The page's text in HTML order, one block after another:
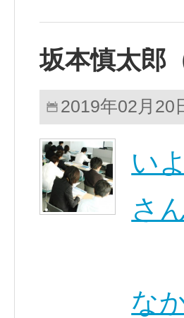
坂本慎太郎
2019年02月20
い
さ
な